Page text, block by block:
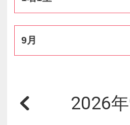
9月
2026